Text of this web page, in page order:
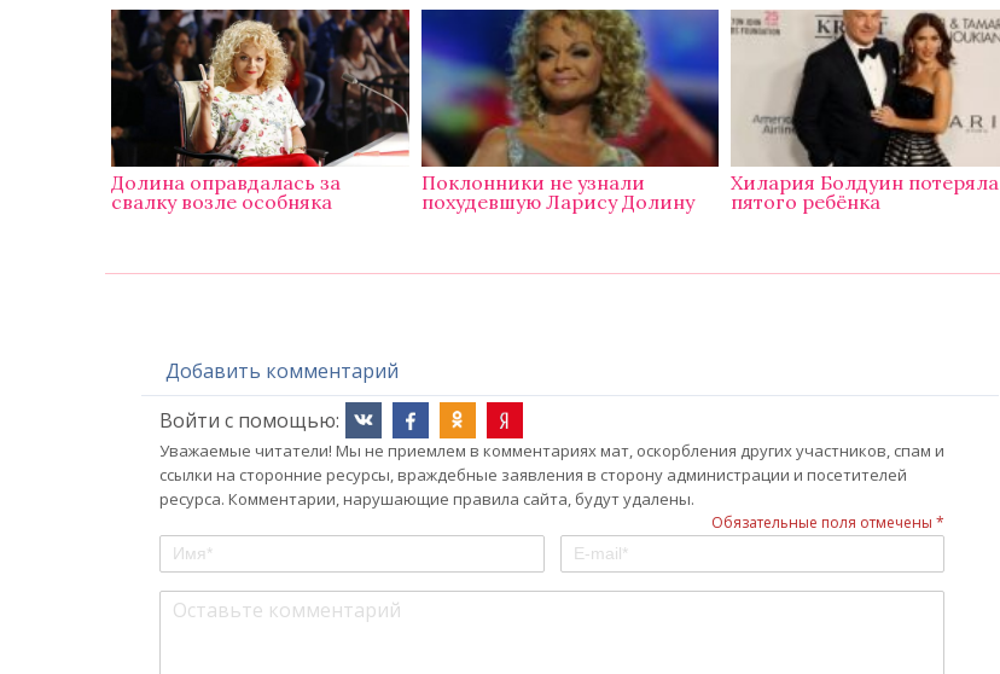
Долина оправдалась за
свалку возле особняка
Поклонники не узнали
похудевшую Ларису Долину
Хилария Болдуин потеряла
пятого ребёнка
Добавить комментарий
Войти с помощью:
Уважаемые читатели! Мы не приемлем в комментариях мат, оскорбления других участников, спам и
ссылки на сторонние ресурсы, враждебные заявления в сторону администрации и посетителей
ресурса. Комментарии, нарушающие правила сайта, будут удалены.
Обязательные поля отмечены *